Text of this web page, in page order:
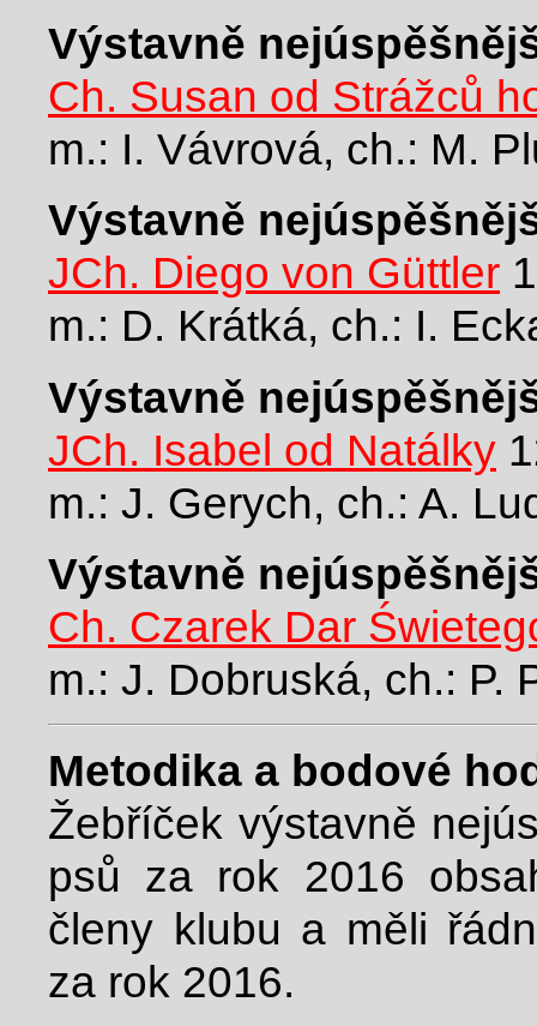
Výstavně
Ch. Susan od Strážců
m.: I. Vávrová, ch.: M.
Výstavně
JCh. Diego von Güttler
m.: D. Krátká, ch.: I.
Výstavně
JCh. Isabel od Natálky
m.: J. Gerych, ch.: A.
Výstavně
Ch. Czarek Dar
m.: J. Dobruská, ch.: P.
Metodika a bodové
Žebříček výstavně
psů za rok 2016
členy klubu a měli
za rok 2016.